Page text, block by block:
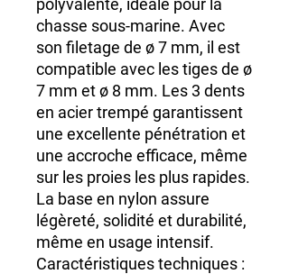
chasse sous-marine. Avec
son filetage de ø 7 mm, il est
compatible avec les tiges de ø
7 mm et ø 8 mm. Les 3 dents
en acier trempé garantissent
une excellente pénétration et
une accroche efficace, même
sur les proies les plus rapides.
La base en nylon assure
légèreté, solidité et durabilité,
même en usage intensif.
Caractéristiques techniques :